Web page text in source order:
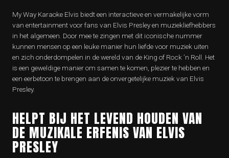
My Way Karaoke Elvis biedt een interactieve en vermakelijke vorm
van entertainment voor fans van Elvis Presley en muziekliefhebbers
in het algemeen. Door mee te zingen met dit iconische nummer
kunnen mensen op een leuke manier hun liefde voor muziek uiten
en zich onderdompelen in de wereld van de King of Rock ’n Roll. Het
is een geweldige manier om samen te komen, plezier te hebben en
een eerbetoon te brengen aan de onvergetelijke muziek van Elvis
Presley.
HELPT BIJ HET LEVEND HOUDEN VAN
DE MUZIKALE ERFENIS VAN ELVIS
PRESLEY